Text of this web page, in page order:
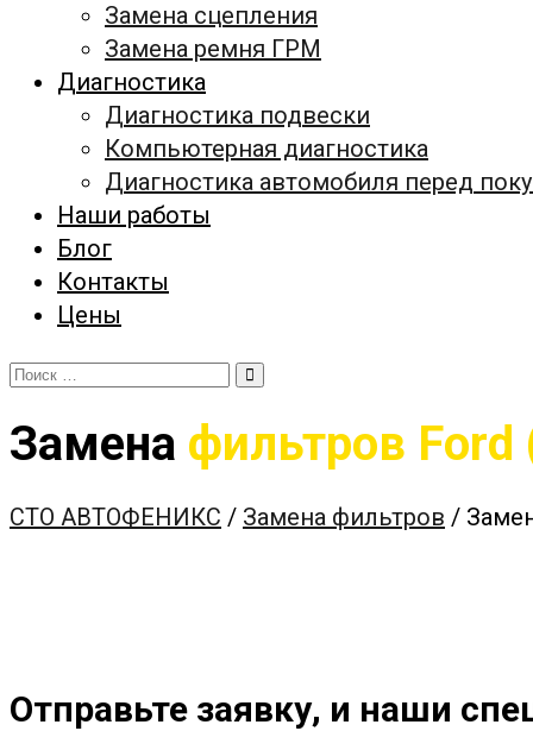
Замена сцепления
Замена ремня ГРМ
Диагностика
Диагностика подвески
Компьютерная диагностика
Диагностика автомобиля перед
Наши работы
Блог
Контакты
Цены
Замена фильтров
СТО АВТОФЕНИКС / Замена фильтров /
Отправьте заявку, и наши